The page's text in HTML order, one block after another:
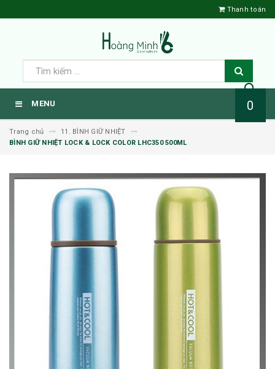
Thanh toán
MENU 0
Trang chủ
11. BÌNH GIỮ NHIỆT
BÌNH GIỮ NHIỆT LOCK & LOCK COLOR LHC350 500ML